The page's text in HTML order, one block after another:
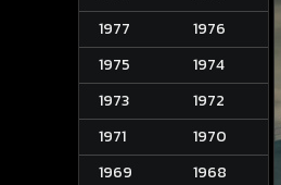
1977
1976
1975
1974
1973
1972
1971
1970
1969
1968